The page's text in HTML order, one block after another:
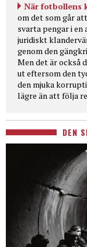
När fotbollens
om det som går
svarta pengar i
juridiskt
genom den
Men det är också
ut eftersom den
den mjuka
lägre än att följa
DEN